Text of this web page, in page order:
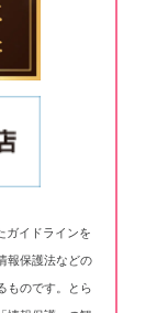
ガイドラインを
報保護法などの
ものです。とら